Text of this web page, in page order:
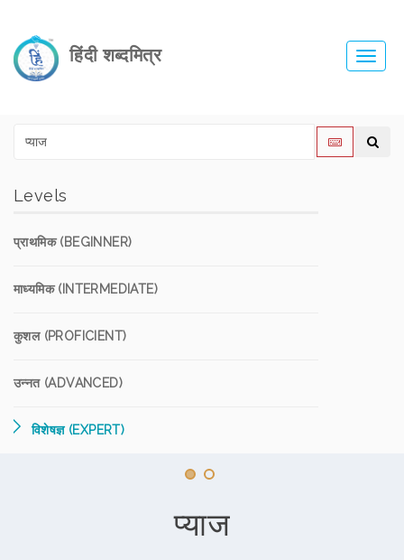
हिंदी शब्दमित्र
Levels
प्राथमिक (BEGINNER)
माध्यमिक (INTERMEDIATE)
कुशल (PROFICIENT)
उन्नत (ADVANCED)
विशेषज्ञ (EXPERT)
प्याज